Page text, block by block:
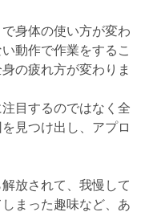
身体の使い方が変わ
動作で作業をするこ
の疲れ方が変わりま
目するのではなく全
見つけ出し、アプロ
放されて、我慢して
まった趣味など、あ